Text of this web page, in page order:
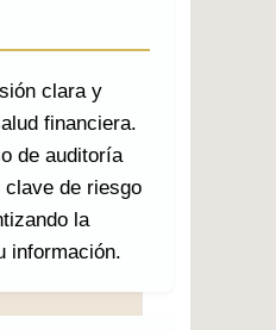
clara y
financiera.
de auditoría
de riesgo
la
información.